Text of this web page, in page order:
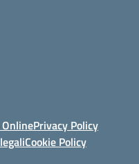
Privacy Policy
Cookie Policy